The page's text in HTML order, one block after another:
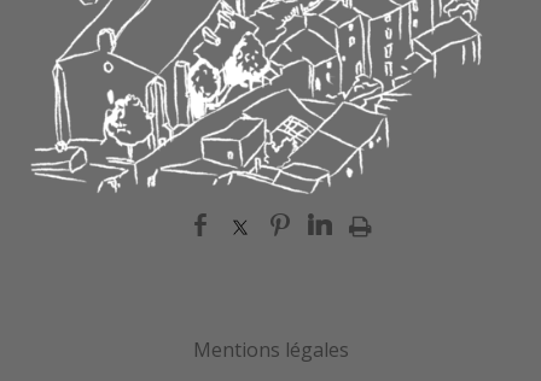
Mentions légales